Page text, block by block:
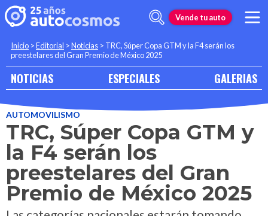
Vende tu auto
Inicio >Editorial >Noticias > TRC, Súper Copa GTM y la F4 serán los
preestelares del Gran Premio de México 2025
NOTICIAS ESPECIALES GALERIAS
AUTOMOVILISMO
TRC, Súper Copa GTM y
la F4 serán los
preestelares del Gran
Premio de México 2025